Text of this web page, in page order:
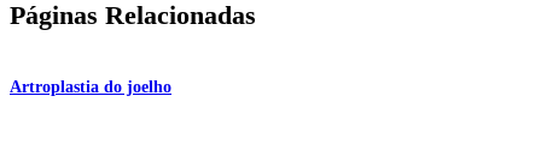
Páginas Relacionadas
Artroplastia do joelho